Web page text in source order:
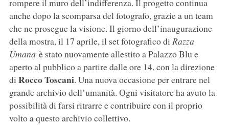
rompere il muro dell’indifferenza. Il progetto continua
anche dopo la scomparsa del fotografo, grazie a un team
che ne prosegue la visione. Il giorno dell’inaugurazione
della mostra, il 17 aprile, il set fotografico di Razza
Umana è stato nuovamente allestito a Palazzo Blu e
aperto al pubblico a partire dalle ore 14, con la direzione
di Rocco Toscani. Una nuova occasione per entrare nel
grande archivio dell’umanità. Ogni visitatore ha avuto la
possibilità di farsi ritrarre e contribuire con il proprio
volto a questo archivio collettivo.